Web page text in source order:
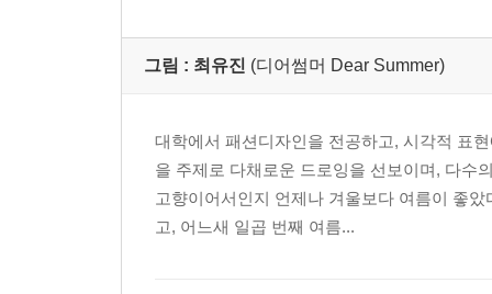
그림 : 최유진 (디어썸머 Dear Summer)
대학에서 패션디자인을 전공하고, 시각적 표
을 주제로 다채로운 드로잉을 선보이며, 다수
고향이어서인지 언제나 겨울보다 여름이 좋
고, 어느새 일곱 번째 여름...